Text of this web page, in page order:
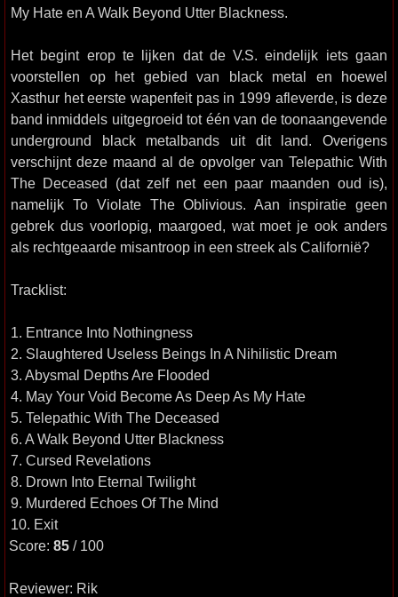
My Hate en A Walk Beyond Utter Blackness.
Het begint erop te lijken dat de V.S. eindelijk iets gaan
voorstellen op het gebied van black metal en hoewel
Xasthur het eerste wapenfeit pas in 1999 afleverde, is deze
band inmiddels uitgegroeid tot één van de toonaangevende
underground black metalbands uit dit land. Overigens
verschijnt deze maand al de opvolger van Telepathic With
The Deceased (dat zelf net een paar maanden oud is),
namelijk To Violate The Oblivious. Aan inspiratie geen
gebrek dus voorlopig, maargoed, wat moet je ook anders
als rechtgeaarde misantroop in een streek als Californië?
Tracklist:
1. Entrance Into Nothingness
2. Slaughtered Useless Beings In A Nihilistic Dream
3. Abysmal Depths Are Flooded
4. May Your Void Become As Deep As My Hate
5. Telepathic With The Deceased
6. A Walk Beyond Utter Blackness
7. Cursed Revelations
8. Drown Into Eternal Twilight
9. Murdered Echoes Of The Mind
10. Exit
Score: 85 / 100
Reviewer: Rik